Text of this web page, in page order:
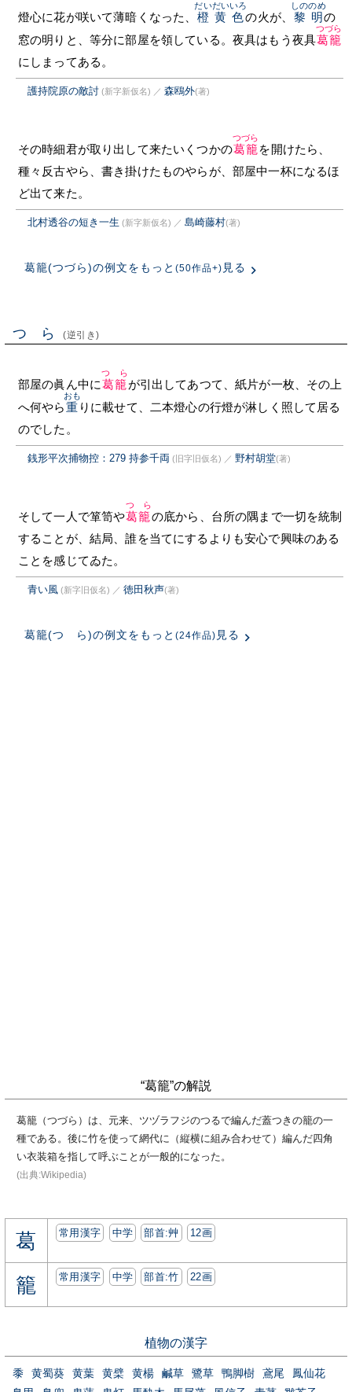
燈心に花が咲いて薄暗くなった、 橙黄色
だいだいいろ
の火が、 黎明
しののめ
の
窓の明りと、等分に部屋を領している。夜具はもう夜具葛籠
つづら
にしまってある。
護持院原の敵討 (新字新仮名) ／ 森鴎外(著)
その時細君が取り出して来たいくつかの葛籠
つづら
を開けたら、
種々反古やら、書き掛けたものやらが、部屋中一杯になるほ
ど出て来た。
北村透谷の短き一生 (新字新仮名) ／ 島崎藤村(著)
葛籠(つづら)の例文をもっと (50作品+) 見る
つゞら (逆引き)
部屋の眞ん中に葛籠
つゞら
が引出してあつて、紙片が一枚、その上
へ何やら重
おも
りに載せて、二本燈心の行燈が淋しく照して居る
のでした。
銭形平次捕物控：279 持参千両 (旧字旧仮名) ／ 野村胡堂(著)
そして一人で箪笥や葛籠
つゞら
の底から、台所の隅まで一切を統制
することが、結局、誰を当てにするよりも安心で興味のある
ことを感じてゐた。
青い風 (新字旧仮名) ／ 徳田秋声(著)
葛籠(つゞら)の例文をもっと (24作品) 見る
“葛籠”の解説
葛籠（つづら）は、元来、ツヅラフジのつるで編んだ蓋つきの籠の一
種である。後に竹を使って網代に（縦横に組み合わせて）編んだ四角
い衣装箱を指して呼ぶことが一般的になった。
(出典:Wikipedia)
葛 常用漢字 中学 部首:⾋ 12画
籠 常用漢字 中学 部首:⽵ 22画
植物の漢字
黍 黄蜀葵 黄葉 黄檗 黄楊 鹹草 鷺草 鴨脚樹 鳶尾
鳳仙花